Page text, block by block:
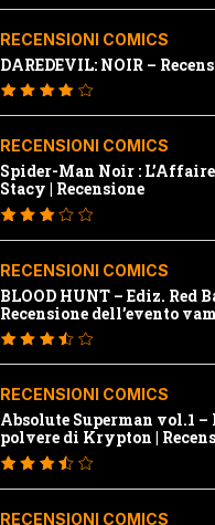
RECENSIONI COMICS
DAREDEVIL: NOIR –
RECENSIONI COMICS
Spider-Man Noir :
Stacy | Recensione
RECENSIONI COMICS
BLOOD HUNT – Ediz. Red
Recensione dell’evento
della Marvel
RECENSIONI COMICS
Absolute Superman vol.1 –
polvere di Krypton |
RECENSIONI COMICS